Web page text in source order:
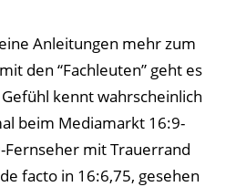
Anleitungen mehr zum
den “Fachleuten” geht es
kennt wahrscheinlich
beim Mediamarkt 16:9-
mit Trauerrand
facto in 16:6,75, gesehen